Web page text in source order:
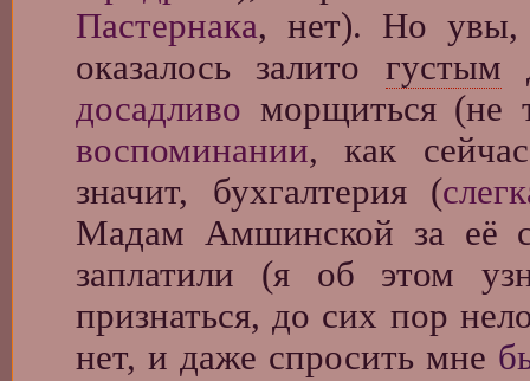
Пастернака, нет). Но увы,
оказалось залито густым
досадливо морщиться (не
воспоминании, как
значит, бухгалтерия (
Мадам Амшинской за её
заплатили (я об этом
признаться, до сих пор
нет, и даже спросить мне